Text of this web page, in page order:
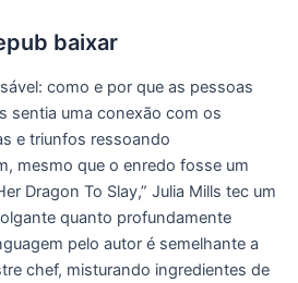
baixar
como e por que as pessoas
sentia uma conexão com os
e triunfos ressoando
mesmo que o enredo fosse um
Dragon To Slay,” Julia Mills tec um
quanto profundamente
pelo autor é semelhante a
chef, misturando ingredientes de